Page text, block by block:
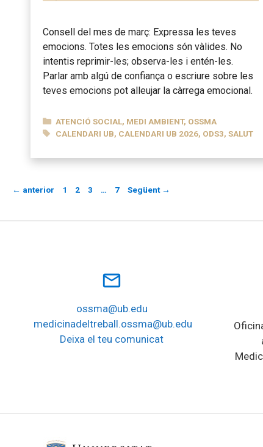
Consell del mes de març: Expressa les teves
emocions. Totes les emocions són vàlides. No
intentis reprimir-les; observa-les i entén-les.
Parlar amb algú de confiança o escriure sobre les
teves emocions pot alleujar la càrrega emocional.
CATEGORIES
ATENCIÓ SOCIAL, MEDI AMBIENT, OSSMA
ETIQUETES
CALENDARI UB, CALENDARI UB 2026, ODS3,SALUT
← anterior Pàgina
1 Pàgina
2 Pàgina
3 … Pàgina
7 Següent →
mail_outline
ossma@ub.edu
medicinadeltreball.ossma@ub.edu
Deixa el teu comunicat